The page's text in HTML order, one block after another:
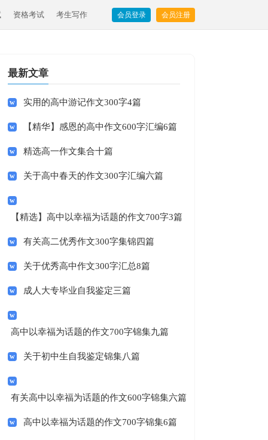
资格考试 考生写作 会员登录 会员注册
最新文章
实用的高中游记作文300字4篇
【精华】感恩的高中作文600字汇编6篇
精选高一作文集合十篇
关于高中春天的作文300字汇编六篇
【精选】高中以幸福为话题的作文700字3篇
有关高二优秀作文300字集锦四篇
关于优秀高中作文300字汇总8篇
成人大专毕业自我鉴定三篇
高中以幸福为话题的作文700字锦集九篇
关于初中生自我鉴定锦集八篇
有关高中以幸福为话题的作文600字锦集六篇
高中以幸福为话题的作文700字锦集6篇